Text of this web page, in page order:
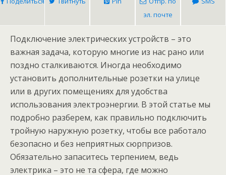
эл. почте
Подключение электрических устройств – это
важная задача, которую многие из нас рано или
поздно сталкиваются. Иногда необходимо
установить дополнительные розетки на улице
или в других помещениях для удобства
использования электроэнергии. В этой статье мы
подробно разберем, как правильно подключить
тройную наружную розетку, чтобы все работало
безопасно и без неприятных сюрпризов.
Обязательно запаситесь терпением, ведь
электрика – это не та сфера, где можно